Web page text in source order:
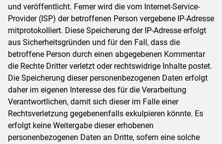
und veröffentlicht. Ferner wird die vom Internet-Service-
Provider (ISP) der betroffenen Person vergebene IP-Adresse
mitprotokolliert. Diese Speicherung der IP-Adresse erfolgt
aus Sicherheitsgründen und für den Fall, dass die
betroffene Person durch einen abgegebenen Kommentar
die Rechte Dritter verletzt oder rechtswidrige Inhalte postet.
Die Speicherung dieser personenbezogenen Daten erfolgt
daher im eigenen Interesse des für die Verarbeitung
Verantwortlichen, damit sich dieser im Falle einer
Rechtsverletzung gegebenenfalls exkulpieren könnte. Es
erfolgt keine Weitergabe dieser erhobenen
personenbezogenen Daten an Dritte, sofern eine solche